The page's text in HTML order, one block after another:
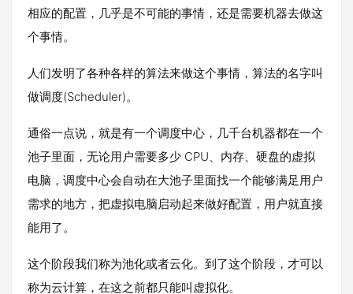
相应的配置，几乎是不可能的事情，还是需要机器去做这
个事情。
人们发明了各种各样的算法来做这个事情，算法的名字叫
做调度(Scheduler)。
通俗一点说，就是有一个调度中心，几千台机器都在一个
池子里面，无论用户需要多少 CPU、内存、硬盘的虚拟
电脑，调度中心会自动在大池子里面找一个能够满足用户
需求的地方，把虚拟电脑启动起来做好配置，用户就直接
能用了。
这个阶段我们称为池化或者云化。到了这个阶段，才可以
称为云计算，在这之前都只能叫虚拟化。